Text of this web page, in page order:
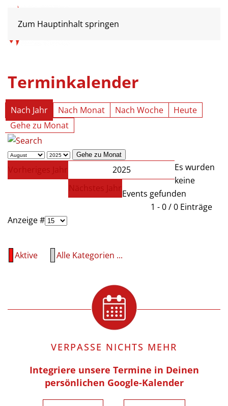
Zum Hauptinhalt springen
Terminkalender
Nach Jahr Nach Monat Nach Woche
Heute
Gehe zu Monat
Gehe zu Monat
Vorheriges Jahr
2025
Nächstes Jahr
Es wurden
keine
Events gefunden
1 - 0 / 0 Einträge
Anzeige #
Aktive Alle Kategorien ...
VERPASSE NICHTS MEHR
Integriere unsere Termine in Deinen
persönlichen Google-Kalender